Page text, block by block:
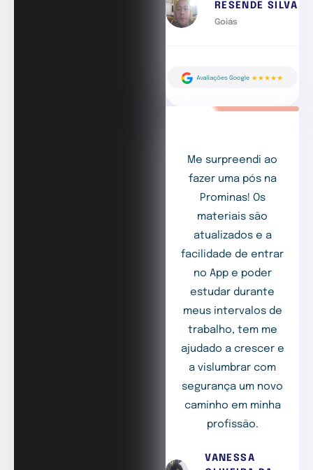
RESENDE SILVA
Goiás
Me surpreendi ao
fazer uma pós na
Prominas! Os
materiais são
atualizados e a
facilidade de entrar
no App e poder
estudar durante
meus intervalos de
trabalho, tem me
ajudado a crescer e
a vislumbrar com
segurança um novo
caminho em minha
profissão.
VANESSA